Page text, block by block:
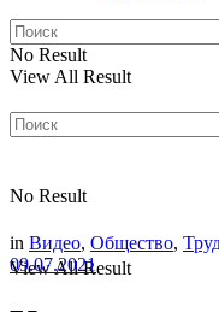
No Result
View All Result
No Result
View All Result
in Видео, Общество,
09.07.2021